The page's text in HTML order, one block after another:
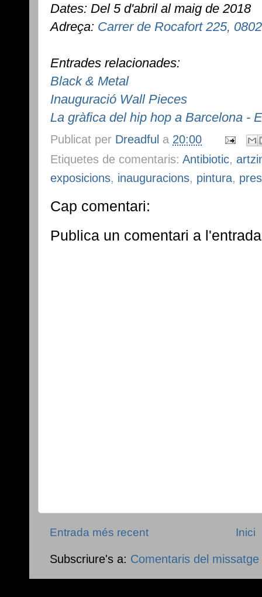
Dates: Del 5 d'abril al maig de 2018
Adreça: Carrer de Rocafort 225,
Entrades relacionades:
Black & Metal
Inauguració Wall Pieces
La gràfica del hip hop a Barcelona -
Publicat per Dreadful a 20:00
Etiquetes de comentaris: Antibiotic,
exposicions, inauguracions, pintura,
Cap comentari:
Publica un comentari a l'entrada
Entrada més recent Inici
Subscriure's a: Comentaris del